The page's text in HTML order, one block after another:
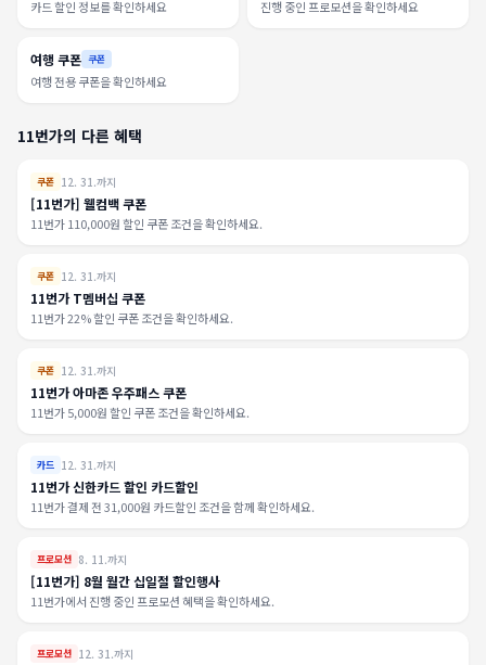
카드 할인 정보를 확인하세요 진행 중인 프로모션을 확인하세요
여행 쿠폰 쿠폰
여행 전용 쿠폰을 확인하세요
11번가의 다른 혜택
쿠폰 12. 31.까지
[11번가] 웰컴백 쿠폰
11번가 110,000원 할인 쿠폰 조건을 확인하세요.
쿠폰 12. 31.까지
11번가 T멤버십 쿠폰
11번가 22% 할인 쿠폰 조건을 확인하세요.
쿠폰 12. 31.까지
11번가 아마존 우주패스 쿠폰
11번가 5,000원 할인 쿠폰 조건을 확인하세요.
카드 12. 31.까지
11번가 신한카드 할인 카드할인
11번가 결제 전 31,000원 카드할인 조건을 함께 확인하세요.
프로모션 8. 11.까지
[11번가] 8월 월간 십일절 할인행사
11번가에서 진행 중인 프로모션 혜택을 확인하세요.
프로모션 12. 31.까지